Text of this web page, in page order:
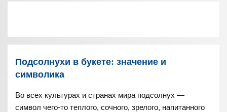
Подсолнухи в букете: значение и
символика
Во всех культурах и странах мира подсолнух —
символ чего-то теплого, сочного, зрелого, напитанного